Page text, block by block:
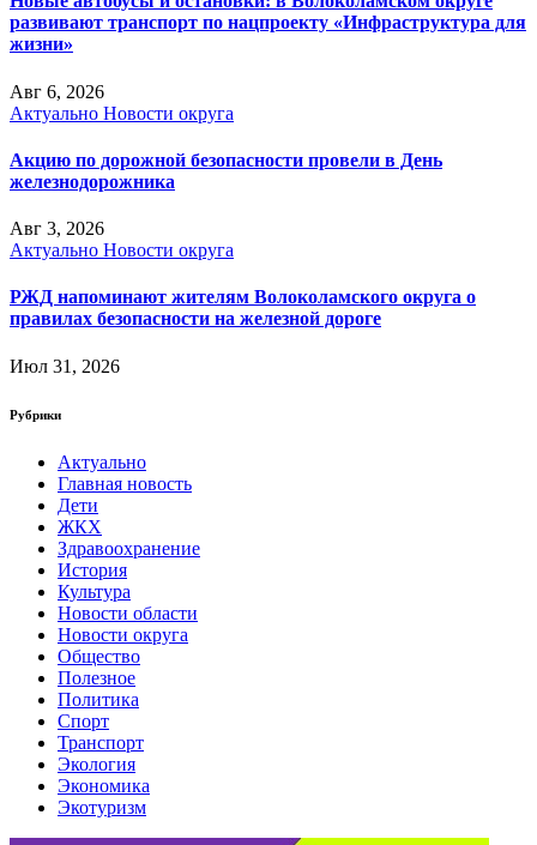
развивают транспорт по нацпроекту «Инфраструктура для
жизни»
Авг 6, 2026
Актуально Новости округа
Акцию по дорожной безопасности провели в День
железнодорожника
Авг 3, 2026
Актуально Новости округа
РЖД напоминают жителям Волоколамского округа о
правилах безопасности на железной дороге
Июл 31, 2026
Рубрики
Актуально
Главная новость
Дети
ЖКХ
Здравоохранение
История
Культура
Новости области
Новости округа
Общество
Полезное
Политика
Спорт
Транспорт
Экология
Экономика
Экотуризм